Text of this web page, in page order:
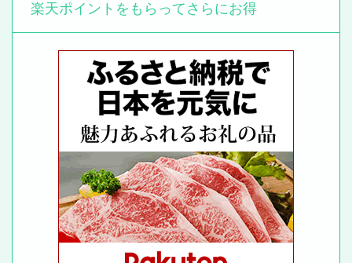
楽天ポイントをもらってさらにお得